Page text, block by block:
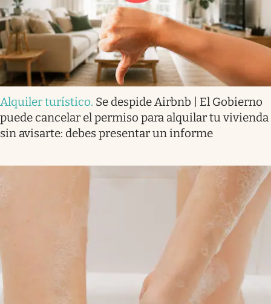
Alquiler turístico. Se despide Airbnb | El Gobierno
puede cancelar el permiso para alquilar tu vivienda
sin avisarte: debes presentar un informe